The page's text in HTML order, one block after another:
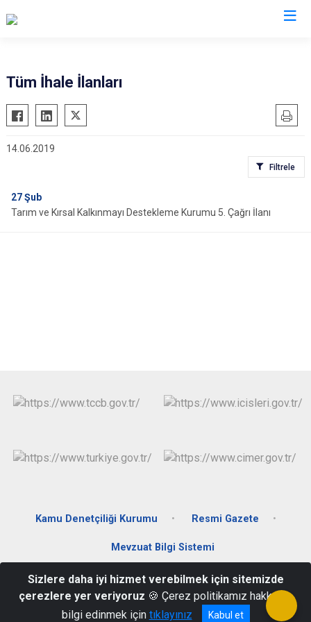
Çayırlı
İliç
Kemah
Otlukbeli
Refahiye
Tüm İhale İlanları
14.06.2019
Filtrele
27Şub
Tarım ve Kırsal Kalkınmayı Destekleme Kurumu 5. Çağrı İlanı
Kamu Denetçiliği Kurumu Resmi Gazete
Mevzuat Bilgi Sistemi
Fatih Mah. Akbulut Meydanı No:1 Otlukbeli / Erzincan
0446 361 2005
Sizlere daha iyi hizmet verebilmek için sitemizde
çerezlere yer veriyoruz 🍪 Çerez politikamız hakkında
bilgi edinmek için tıklayınız Kabul et